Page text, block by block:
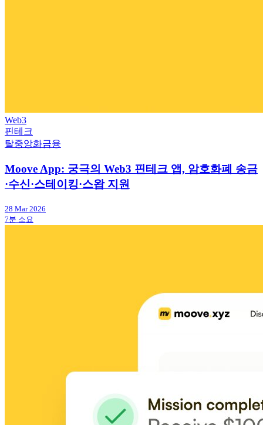
Web3
핀테크
탈중앙화금융
Moove App: 궁극의 Web3 핀테크 앱, 암호화폐 송금
·수신·스테이킹·스왑 지원
28 Mar 2026
7분 소요